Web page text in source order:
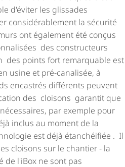
d'éviter les glissades
consi­dé­ra­ble­ment la sécurité
ont également été conçus
des constructeurs
des points fort remarquable est
usine et pré-canalisée, à
encastrés différents peuvent
des cloisons garantit que
par exemple pour
inclus au moment de la
est déjà étanchéifiée . Il
cloisons sur le chantier - la
de l'iBox ne sont pas